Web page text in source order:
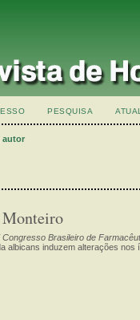
PESQUISA ATUAL
autor
Congresso Brasileiro de
albicans induzem alterações